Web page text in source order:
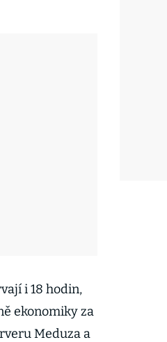
i 18 hodin,
ekonomiky za
Meduza a